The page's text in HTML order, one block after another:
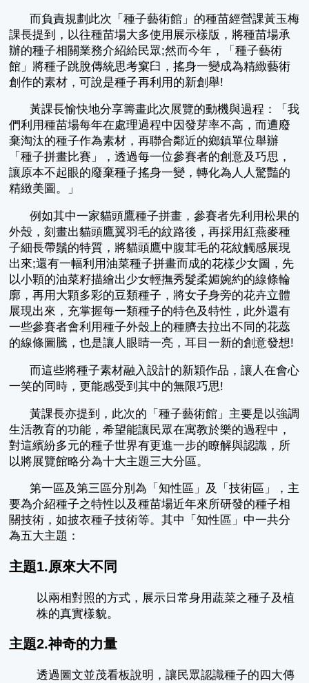
而負責規劃此次「種子藝術館」的種苗經營課黃玉梅
課長提到，以往種苗場大多使用展示樣版，將種苗場承
辦的種子相關業務介紹給民眾;然而今年，「種子藝術
館」將種子跳脫傳統思考窠臼，搖身一變成為精緻藝術
創作的素材，可說是種子再利用的新創舉!
黃課長愉快地分享籌畫此次展覽的動機與過程：「我
們利用種苗場每年在處理過程中因發芽率不高，而遭廢
棄淘汰的種子作為素材，再聯合鄰近的鄉鎮單位舉辦
「種子拼畫比賽」，透過每一位參賽者的創意及巧思，
讓原本不起眼的廢棄種子搖身一變，轉化為人人驚豔的
精緻美圖。」
例如其中一家貓頭鷹種子拼畫，參賽者先利用松果的
外殼，刻畫出貓頭鷹翼羽毛的紋路後，再採用紅燕麥種
子細長帶鬚的特質，將貓頭鷹中腹茸毛的花紋觸感展現
出來;還有一幅利用油菜種子拼畫而成的花樣少女圖，先
以小顆的油菜籽描繪出少女輕撫秀髮柔媚婉約的線條輪
廓，再用大顆多彩的豆類種子，將女子身旁的花卉立體
展現出來，充掌握每一類種子的特色及特性，此外還有
一些參賽者會利用種子外殼上的種臍去拉出不同的花蕊
的線條圖騰，也是讓人眼睛一亮，耳目一新的創意發想!
而這些將種子素材融入設計的新穎作品，讓人在會心
一笑的同時，更能感受到其中的無限巧思!
黃課長亦提到，此次的「種子藝術館」主要是以強調
生活教育的功能，希望能讓民眾在寓教於樂的過程中，
對這繽紛多元的種子世界有更進一步的瞭解與認識，所
以將展覽館略分為十大主題三大分區。
第一區及第三區分別為「知性區」及「技術區」，主
要為介紹種子之特性以及種苗場近年來所研發的種子相
關技術，如披衣種子技術等。其中「知性區」中一共分
為五大主題：
主題1.原來大不同
以兩相對照的方式，展示日常身用蔬菜之種子及植
株的真實樣貌。
主題2.神奇的力量
透過圖文並茂看板說明，讓民眾認識種子的四大傳